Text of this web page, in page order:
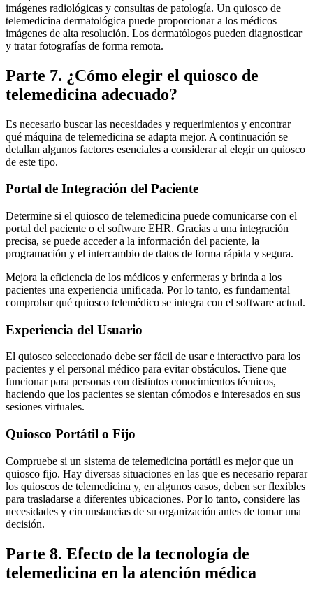
imágenes radiológicas y consultas de patología. Un quiosco de
telemedicina dermatológica puede proporcionar a los médicos
imágenes de alta resolución. Los dermatólogos pueden diagnosticar
y tratar fotografías de forma remota.
Parte 7. ¿Cómo elegir el quiosco de
telemedicina adecuado?
Es necesario buscar las necesidades y requerimientos y encontrar
qué máquina de telemedicina se adapta mejor. A continuación se
detallan algunos factores esenciales a considerar al elegir un quiosco
de este tipo.
Portal de Integración del Paciente
Determine si el quiosco de telemedicina puede comunicarse con el
portal del paciente o el software EHR. Gracias a una integración
precisa, se puede acceder a la información del paciente, la
programación y el intercambio de datos de forma rápida y segura.
Mejora la eficiencia de los médicos y enfermeras y brinda a los
pacientes una experiencia unificada. Por lo tanto, es fundamental
comprobar qué quiosco telemédico se integra con el software actual.
Experiencia del Usuario
El quiosco seleccionado debe ser fácil de usar e interactivo para los
pacientes y el personal médico para evitar obstáculos. Tiene que
funcionar para personas con distintos conocimientos técnicos,
haciendo que los pacientes se sientan cómodos e interesados ​​en sus
sesiones virtuales.
Quiosco Portátil o Fijo
Compruebe si un sistema de telemedicina portátil es mejor que un
quiosco fijo. Hay diversas situaciones en las que es necesario reparar
los quioscos de telemedicina y, en algunos casos, deben ser flexibles
para trasladarse a diferentes ubicaciones. Por lo tanto, considere las
necesidades y circunstancias de su organización antes de tomar una
decisión.
Parte 8. Efecto de la tecnología de
telemedicina en la atención médica